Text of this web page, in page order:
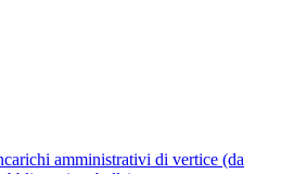
amministrativi di vertice (da